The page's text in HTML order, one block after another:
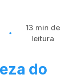
13 min de
leitura
do